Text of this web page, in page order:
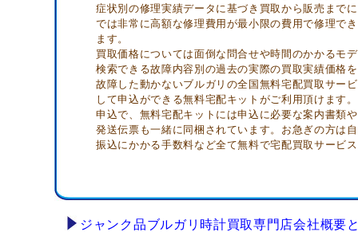
症状別の修理実績データに基づき買取から販売まで
では非常に高額な修理費用が最小限の費用で修理で
ます。
買取価格については面倒な問合せや時間のかかるモ
検索できる故障内容別の過去の実際の買取実績価格
故障した動かないブルガリの全国無料宅配買取サー
して申込ができる無料宅配キットがご利用頂けます
申込で、無料宅配キットには申込に必要な案内書類
発送伝票も一緒に同梱されています。お急ぎの方は
振込にかかる手数料など全て無料で宅配買取サービ
ジャンク品ブルガリ時計買取専門店会社概要